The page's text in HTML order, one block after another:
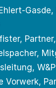
Partner,
W&P
Vorwerk,